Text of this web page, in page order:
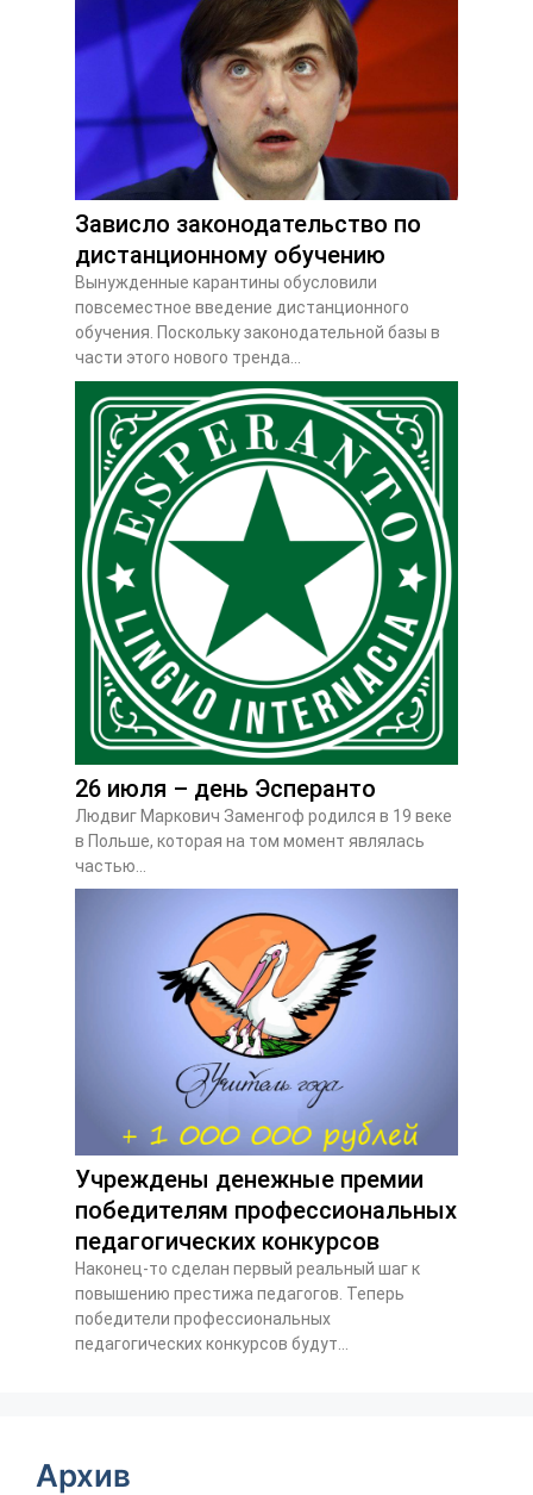
Зависло законодательство по
дистанционному обучению
Вынужденные карантины обусловили
повсеместное введение дистанционного
обучения. Поскольку законодательной базы в
части этого нового тренда...
26 июля – день Эсперанто
Людвиг Маркович Заменгоф родился в 19 веке
в Польше, которая на том момент являлась
частью...
Учреждены денежные премии
победителям профессиональных
педагогических конкурсов
Наконец-то сделан первый реальный шаг к
повышению престижа педагогов. Теперь
победители профессиональных
педагогических конкурсов будут...
Архив